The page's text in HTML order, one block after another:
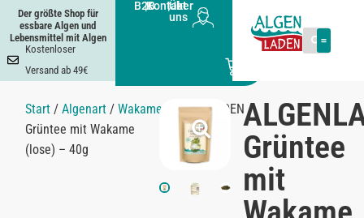
Der größte Shop für
essbare Algen und
Lebensmittel mit Algen
Kostenloser
Versand ab 49€
B2B
|Kontakt
|Über
uns
Start /Algenart /Wakame / ALGENLADEN
Grüntee mit Wakame
(lose) – 40g
Grüntee
mit